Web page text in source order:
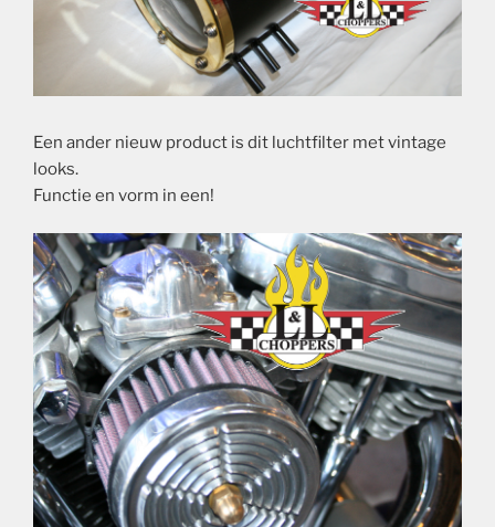
Een ander nieuw product is dit luchtfilter met vintage
looks.
Functie en vorm in een!